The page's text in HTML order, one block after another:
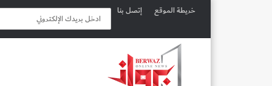
خريطة الموقع إتصل بنا